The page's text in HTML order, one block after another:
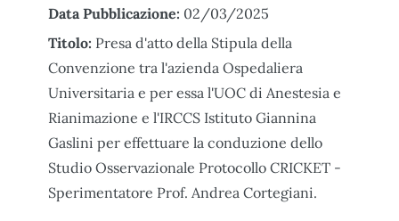
Data Pubblicazione: 02/03/2025
Titolo: Presa d'atto della Stipula della
Convenzione tra l'azienda Ospedaliera
Universitaria e per essa l'UOC di Anestesia e
Rianimazione e l'IRCCS Istituto Giannina
Gaslini per effettuare la conduzione dello
Studio Osservazionale Protocollo CRICKET -
Sperimentatore Prof. Andrea Cortegiani.